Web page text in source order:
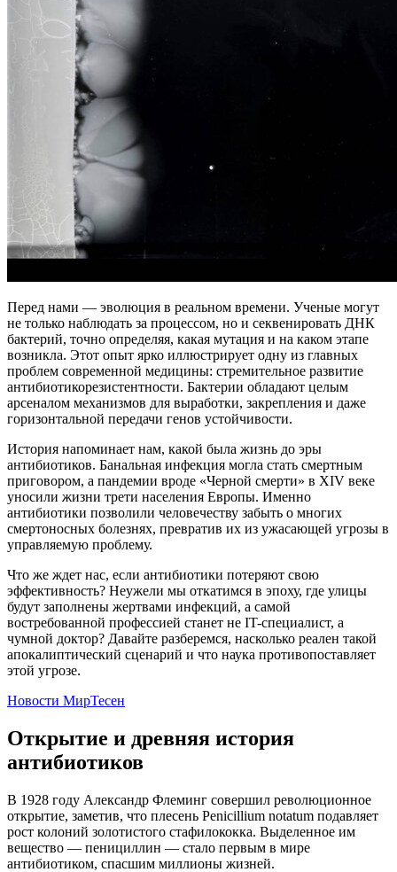
Перед нами — эволюция в реальном времени. Ученые могут
не только наблюдать за процессом, но и секвенировать ДНК
бактерий, точно определяя, какая мутация и на каком этапе
возникла. Этот опыт ярко иллюстрирует одну из главных
проблем современной медицины: стремительное развитие
антибиотикорезистентности. Бактерии обладают целым
арсеналом механизмов для выработки, закрепления и даже
горизонтальной передачи генов устойчивости.
История напоминает нам, какой была жизнь до эры
антибиотиков. Банальная инфекция могла стать смертным
приговором, а пандемии вроде «Черной смерти» в XIV веке
уносили жизни трети населения Европы. Именно
антибиотики позволили человечеству забыть о многих
смертоносных болезнях, превратив их из ужасающей угрозы в
управляемую проблему.
Что же ждет нас, если антибиотики потеряют свою
эффективность? Неужели мы откатимся в эпоху, где улицы
будут заполнены жертвами инфекций, а самой
востребованной профессией станет не IT-специалист, а
чумной доктор? Давайте разберемся, насколько реален такой
апокалиптический сценарий и что наука противопоставляет
этой угрозе.
Новости МирТесен
Открытие и древняя история
антибиотиков
В 1928 году Александр Флеминг совершил революционное
открытие, заметив, что плесень Penicillium notatum подавляет
рост колоний золотистого стафилококка. Выделенное им
вещество — пенициллин — стало первым в мире
антибиотиком, спасшим миллионы жизней.